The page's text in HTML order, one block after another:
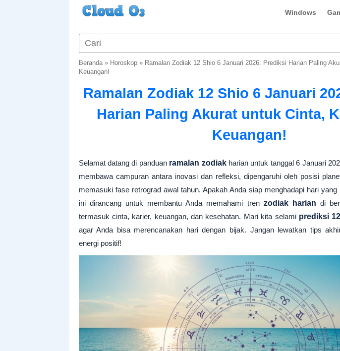
Windows
Beranda» Horoskop» Ramalan Zodiak 12 Shio 6 Januari 2026: Prediksi Harian Paling
Keuangan!
Ramalan Zodiak 12 Shio 6 Januari
Harian Paling Akurat untuk Cinta,
Keuangan!
Selamat datang di panduan ramalan zodiakharian untuk tanggal 6 Januari
membawa campuran antara inovasi dan refleksi, dipengaruhi oleh posisi
memasuki fase retrograd awal tahun. Apakah Anda siap menghadapi hari
ini dirancang untuk membantu Anda memahami tren zodiak harian di
termasuk cinta, karier, keuangan, dan kesehatan. Mari kita selami prediksi
agar Anda bisa merencanakan hari dengan bijak. Jangan lewatkan tips
energi positif!